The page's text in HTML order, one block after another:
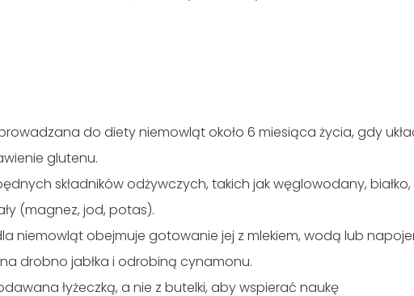
do diety niemowląt około 6 miesiąca życia, gdy
glutenu.
składników odżywczych, takich jak węglowodany, białko,
(magnez, jod, potas).
niemowląt obejmuje gotowanie jej z mlekiem, wodą lub
drobno jabłka i odrobiną cynamonu.
łyżeczką, a nie z butelki, aby wspierać naukę